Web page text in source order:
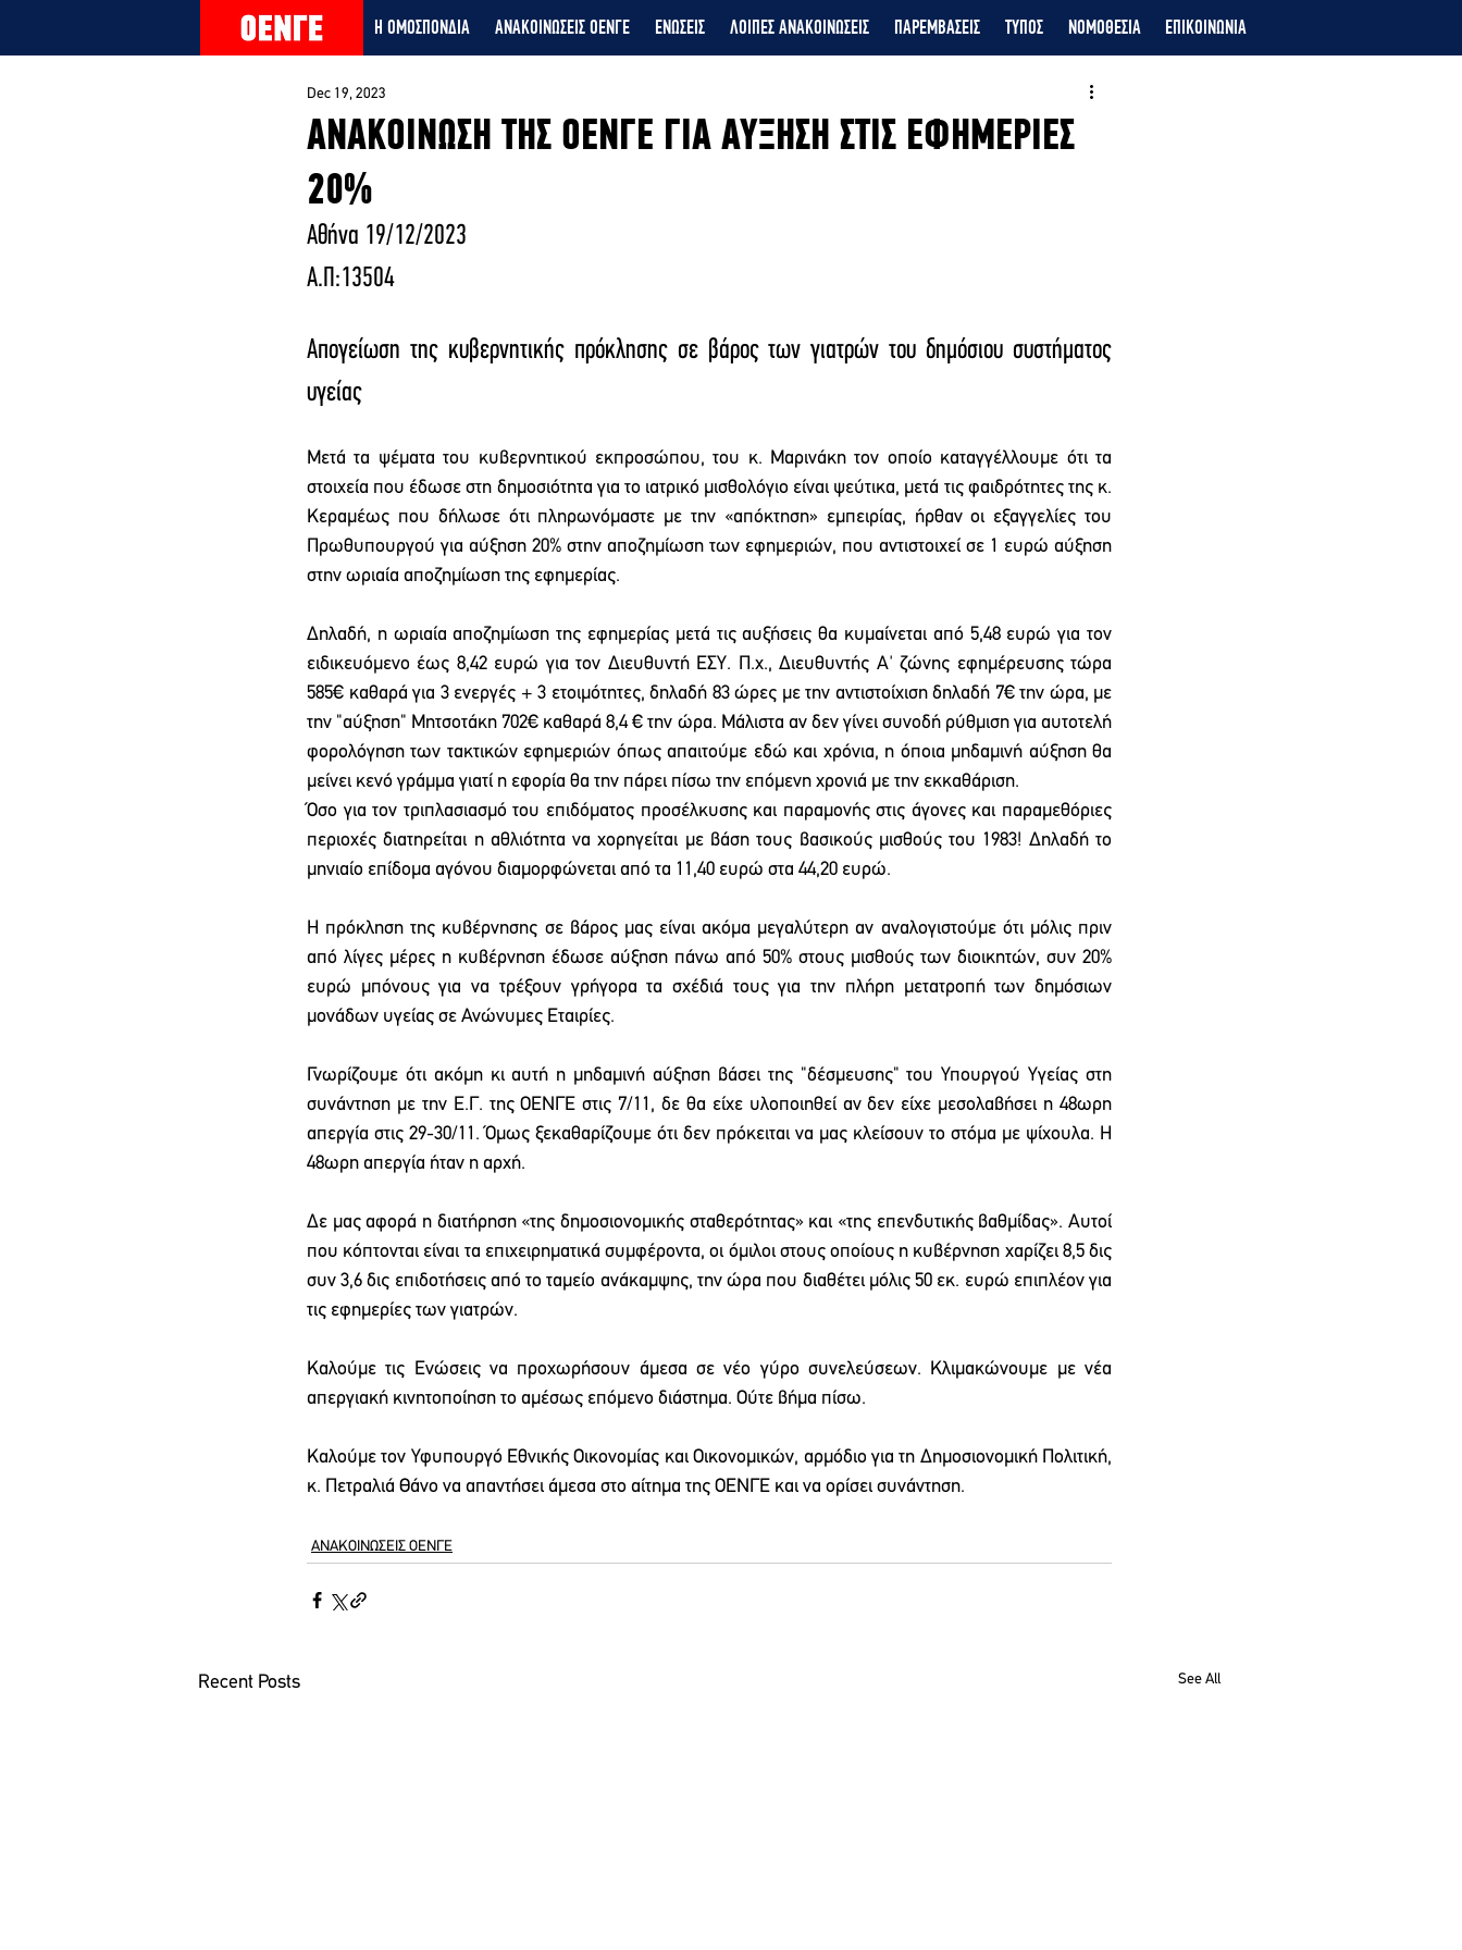
Η ΟΜΟΣΠΟΝΔΙΑ ΑΝΑΚΟΙΝΩΣΕΙΣ ΟΕΝΓΕ ΕΝΩΣΕΙΣ ΛΟΙΠΕΣ ΑΝΑΚΟΙΝΩΣΕΙΣ ΠΑΡΕΜΒΑΣΕΙΣ ΤΥΠΟΣ ΝΟΜΟΘΕΣΙΑ ΕΠΙΚΟΙΝΩΝΙΑ
ΑΝΑΚΟΙΝΩΣΗ ΤΗΣ ΟΕΝΓΕ ΓΙΑ ΑΥΞΗΣΗ ΣΤΙΣ ΕΦΗΜΕΡΙΕΣ
20%
Dec 19, 2023
Αθήνα 19/12/2023
Α.Π:13504
Απογείωση της κυβερνητικής πρόκλησης σε βάρος των γιατρών του δημόσιου συστήματος
υγείας
Μετά τα ψέματα του κυβερνητικού εκπροσώπου, του κ. Μαρινάκη τον οποίο καταγγέλλουμε ότι τα
στοιχεία που έδωσε στη δημοσιότητα για το ιατρικό μισθολόγιο είναι ψεύτικα, μετά τις φαιδρότητες της κ.
Κεραμέως που δήλωσε ότι πληρωνόμαστε με την «απόκτηση» εμπειρίας, ήρθαν οι εξαγγελίες του
Πρωθυπουργού για αύξηση 20% στην αποζημίωση των εφημεριών, που αντιστοιχεί σε 1 ευρώ αύξηση
στην ωριαία αποζημίωση της εφημερίας.
Δηλαδή, η ωριαία αποζημίωση της εφημερίας μετά τις αυξήσεις θα κυμαίνεται από 5,48 ευρώ για τον
ειδικευόμενο έως 8,42 ευρώ για τον Διευθυντή ΕΣΥ. Π.χ., Διευθυντής Α' ζώνης εφημέρευσης τώρα
585€ καθαρά για 3 ενεργές + 3 ετοιμότητες, δηλαδή 83 ώρες με την αντιστοίχιση δηλαδή 7€ την ώρα, με
την "αύξηση" Μητσοτάκη 702€ καθαρά 8,4 € την ώρα. Μάλιστα αν δεν γίνει συνοδή ρύθμιση για αυτοτελή
φορολόγηση των τακτικών εφημεριών όπως απαιτούμε εδώ και χρόνια, η όποια μηδαμινή αύξηση θα
μείνει κενό γράμμα γιατί η εφορία θα την πάρει πίσω την επόμενη χρονιά με την εκκαθάριση.
Όσο για τον τριπλασιασμό του επιδόματος προσέλκυσης και παραμονής στις άγονες και παραμεθόριες
περιοχές διατηρείται η αθλιότητα να χορηγείται με βάση τους βασικούς μισθούς του 1983! Δηλαδή το
μηνιαίο επίδομα αγόνου διαμορφώνεται από τα 11,40 ευρώ στα 44,20 ευρώ.
Η πρόκληση της κυβέρνησης σε βάρος μας είναι ακόμα μεγαλύτερη αν αναλογιστούμε ότι μόλις πριν
από λίγες μέρες η κυβέρνηση έδωσε αύξηση πάνω από 50% στους μισθούς των διοικητών, συν 20%
ευρώ μπόνους για να τρέξουν γρήγορα τα σχέδιά τους για την πλήρη μετατροπή των δημόσιων
μονάδων υγείας σε Ανώνυμες Εταιρίες.
Γνωρίζουμε ότι ακόμη κι αυτή η μηδαμινή αύξηση βάσει της "δέσμευσης" του Υπουργού Υγείας στη
συνάντηση με την Ε.Γ. της ΟΕΝΓΕ στις 7/11, δε θα είχε υλοποιηθεί αν δεν είχε μεσολαβήσει η 48ωρη
απεργία στις 29-30/11. Όμως ξεκαθαρίζουμε ότι δεν πρόκειται να μας κλείσουν το στόμα με ψίχουλα. Η
48ωρη απεργία ήταν η αρχή.
Δε μας αφορά η διατήρηση «της δημοσιονομικής σταθερότητας» και «της επενδυτικής βαθμίδας». Αυτοί
που κόπτονται είναι τα επιχειρηματικά συμφέροντα, οι όμιλοι στους οποίους η κυβέρνηση χαρίζει 8,5 δις
συν 3,6 δις επιδοτήσεις από το ταμείο ανάκαμψης, την ώρα που διαθέτει μόλις 50 εκ. ευρώ επιπλέον για
τις εφημερίες των γιατρών.
Καλούμε τις Ενώσεις να προχωρήσουν άμεσα σε νέο γύρο συνελεύσεων. Κλιμακώνουμε με νέα
απεργιακή κινητοποίηση το αμέσως επόμενο διάστημα. Ούτε βήμα πίσω.
Καλούμε τον Υφυπουργό Εθνικής Οικονομίας και Οικονομικών, αρμόδιο για τη Δημοσιονομική Πολιτική,
κ. Πετραλιά Θάνο να απαντήσει άμεσα στο αίτημα της ΟΕΝΓΕ και να ορίσει συνάντηση.
ΑΝΑΚΟΙΝΩΣΕΙΣ ΟΕΝΓΕ
Recent Posts See All